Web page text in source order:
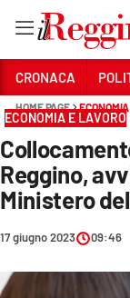
Sezioni
CRONACA
POLITICA
SANITÀ
AMBIENTE
CRONACA
HOME PAGE
ECONOMIA E LAVORO
Reggino,
Ministero
17 giugno 2023 09:46